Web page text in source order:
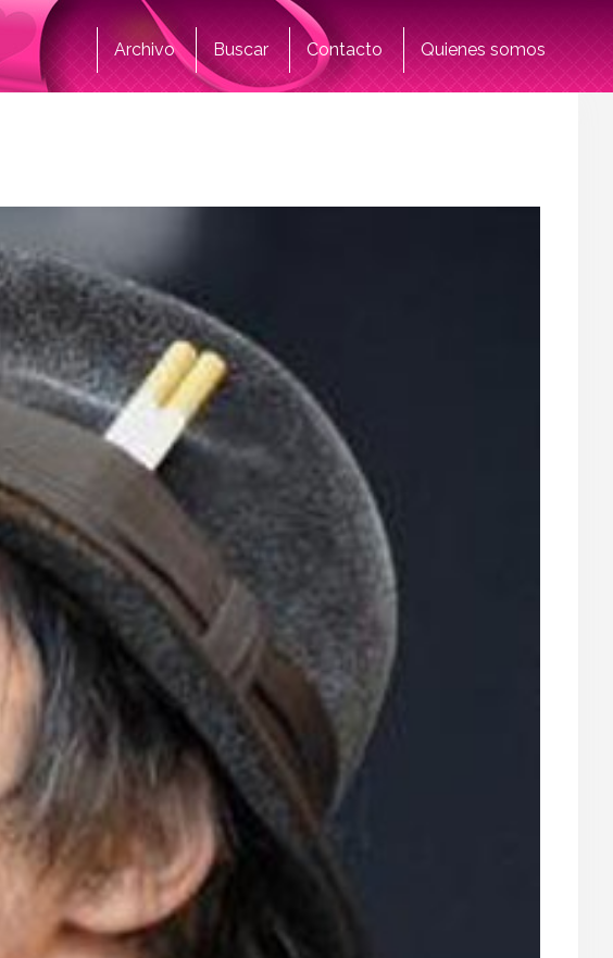
Archivo Buscar Contacto Quienes somos